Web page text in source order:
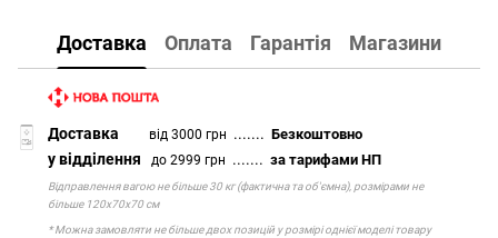
Доставка Оплата Гарантія Магазини
Доставка від 3000 грн .......Безкоштовно
у відділення до 2999 грн .......за тарифами НП
Відправлення вагою не більше 30 кг (фактична та об'ємна), розмірами не
більше 120х70х70 см
* Можна замовляти не більше двох позицій у розмірі однієї моделі товару